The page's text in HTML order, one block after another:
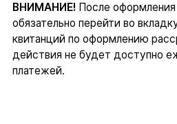
ВНИМАНИЕ! После
обязательно перейти во
квитанций по оформлению
действия не будет доступно
платежей.